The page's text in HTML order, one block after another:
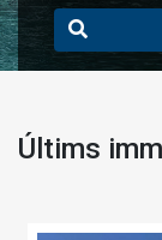
Últims